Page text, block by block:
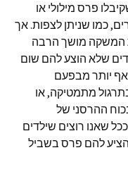
פרס מילולי או
כמו שניתן לצפות. אך
המשקה מושך הרבה
שלא הוצע להם שום
יותר מבפעם
מתמטיקה, או
ההרסני של
שאנו רוצים שילדים
להם פרס בשביל